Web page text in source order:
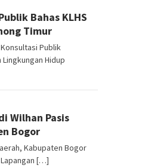
Bahas KLHS
Timur
Publik
Hidup
Wilhan Pasis
Bogor
Kabupaten Bogor
[…]